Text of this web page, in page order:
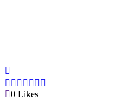
0 Likes